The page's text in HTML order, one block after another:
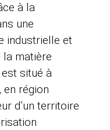
à la
une
industrielle et
la matière
est situé à
en région
d’un territoire